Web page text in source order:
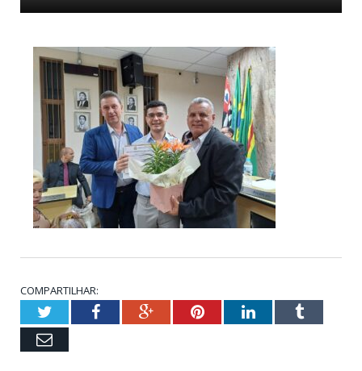
COMPARTILHAR:
TwitterFacebookGoogle+PinterestLinkedInTumblr
Email